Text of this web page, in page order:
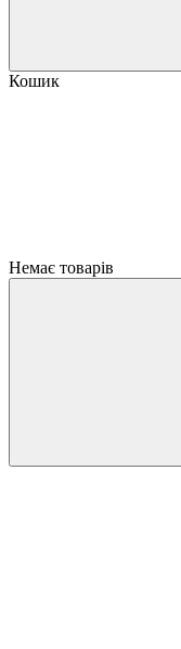
Кошик
Немає товарів